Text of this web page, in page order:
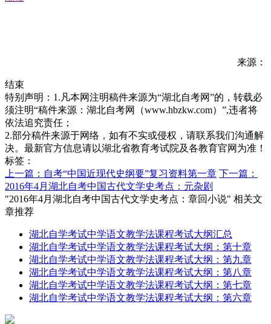
来源：
结束
特别声明：1.凡本网注明稿件来源为“湖北自考网”的，转载必
须注明“稿件来源：湖北自考网（www.hbzkw.com）”,违者将
依法追究责任；
2.部分稿件来源于网络，如有不实或侵权，请联系我们沟通解
决。最新官方信息请以湖北省教育考试院及各教育官网为准！
标签：
上一篇：自考“中国近现代史纲要”复习资料第一章 下一篇：
2016年4月湖北自考中国古代文学史考点：元杂剧
"2016年4月湖北自考中国古代文学史考点：章回小说" 相关文
章推荐
湖北自学考试中学语文教学法课程考试大纲汇总
湖北自学考试中学语文教学法课程考试大纲：第十章
湖北自学考试中学语文教学法课程考试大纲：第九章
湖北自学考试中学语文教学法课程考试大纲：第八章
湖北自学考试中学语文教学法课程考试大纲：第七章
湖北自学考试中学语文教学法课程考试大纲：第六章